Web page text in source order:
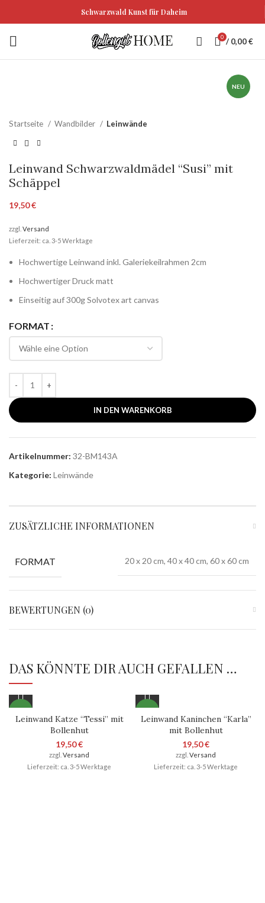
0 / 0,00€
NEU
Startseite Wandbilder Leinwände
Leinwand Schwarzwaldmädel “Susi” mit
Schäppel
19,50€
zzgl. Versand
Lieferzeit: ca. 3-5 Werktage
Hochwertige Leinwand inkl. Galeriekeilrahmen 2cm
Hochwertiger Druck matt
Einseitig auf 300g Solvotex art canvas
FORMAT
IN DEN WARENKORB
Artikelnummer: 32-BM143A
Kategorie: Leinwände
ZUSÄTZLICHE INFORMATIONEN
FORMAT 20 x 20 cm, 40 x 40 cm, 60 x 60 cm
BEWERTUNGEN (0)
DAS KÖNNTE DIR AUCH GEFALLEN …
Leinwand Katze “Tessi” mit
Bollenhut
19,50€
zzgl. Versand
Lieferzeit: ca. 3-5 Werktage
Leinwand Kaninchen “Karla”
mit Bollenhut
19,50€
zzgl. Versand
Lieferzeit: ca. 3-5 Werktage
Schwarzwald Kunst für Daheim